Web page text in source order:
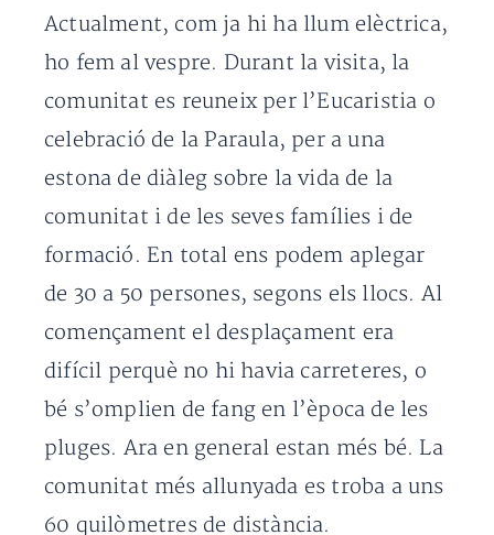
Actualment, com ja hi ha llum elèctrica,
ho fem al vespre. Durant la visita, la
comunitat es reuneix per l’Eucaristia o
celebració de la Paraula, per a una
estona de diàleg sobre la vida de la
comunitat i de les seves famílies i de
formació. En total ens podem aplegar
de 30 a 50 persones, segons els llocs. Al
començament el desplaçament era
difícil perquè no hi havia carreteres, o
bé s’omplien de fang en l’època de les
pluges. Ara en general estan més bé. La
comunitat més allunyada es troba a uns
60 quilòmetres de distància.